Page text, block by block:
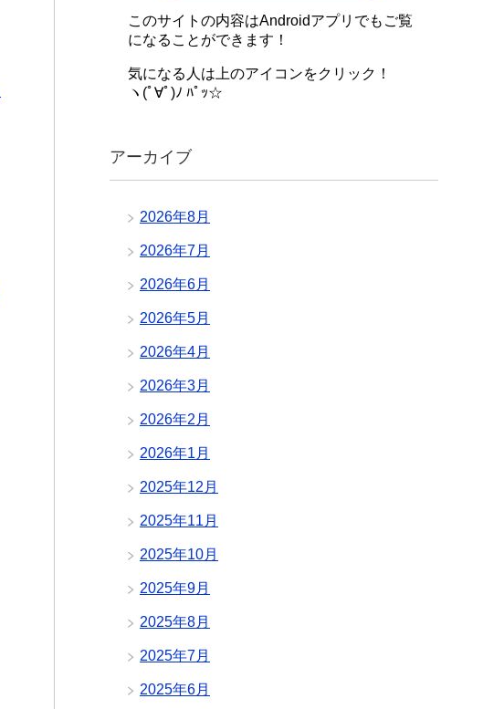
このサイトの内容はAndroidアプリでもご覧
になることができます！
気になる人は上のアイコンをクリック！
ヽ(ﾟ∀ﾟ)ﾉ ﾊﾟｯ☆
アーカイブ
2026年8月
2026年7月
2026年6月
2026年5月
2026年4月
2026年3月
2026年2月
2026年1月
2025年12月
2025年11月
2025年10月
2025年9月
2025年8月
2025年7月
2025年6月